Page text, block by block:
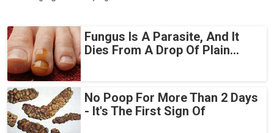
Fungus Is A Parasite, And It
Dies From A Drop Of Plain...
No Poop For More Than 2 Days
- It's The First Sign Of